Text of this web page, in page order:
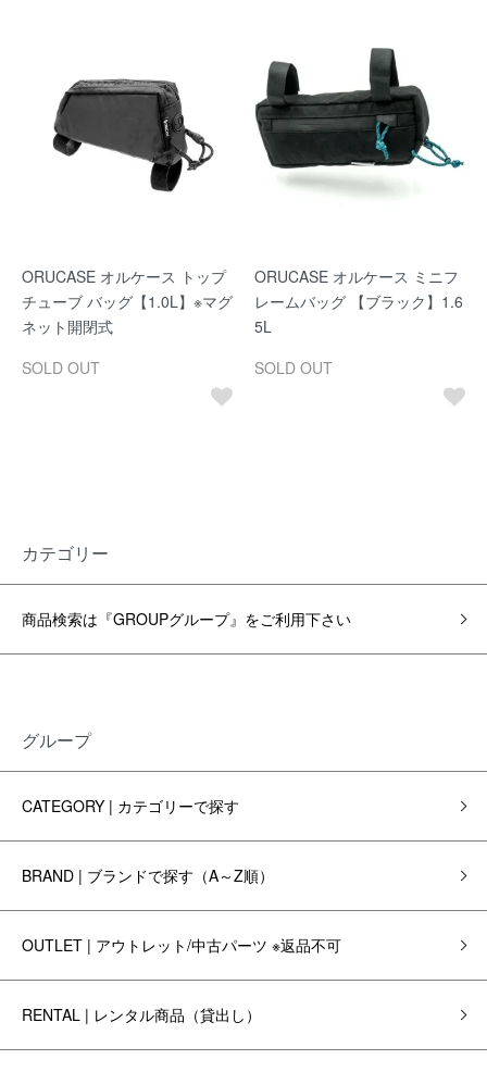
ORUCASE オルケース トップ
チューブ バッグ【1.0L】※マグ
ネット開閉式
SOLD OUT
ORUCASE オルケース ミニフ
レームバッグ 【ブラック】1.6
5L
SOLD OUT
カテゴリー
商品検索は『GROUPグループ』をご利用下さい
グループ
CATEGORY | カテゴリーで探す
BRAND | ブランドで探す（A～Z順）
OUTLET | アウトレット/中古パーツ ※返品不可
RENTAL | レンタル商品（貸出し）